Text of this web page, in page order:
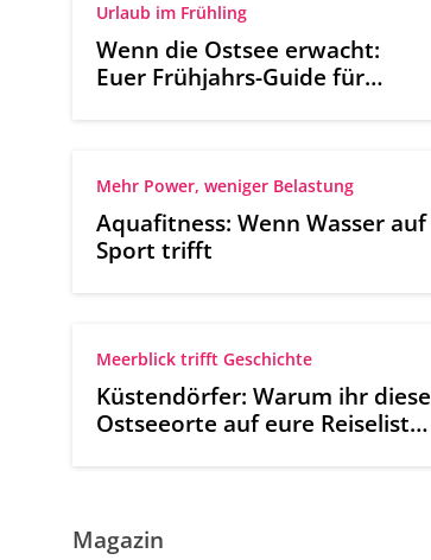
Urlaub im Frühling
Wenn die Ostsee erwacht:
Euer Frühjahrs-Guide für
Mehr Power, weniger Belastung
Aquafitness: Wenn Wasser auf
Sport trifft
Meerblick trifft Geschichte
Küstendörfer: Warum ihr diese
Ostseeorte auf eure Reiseliste
Magazin